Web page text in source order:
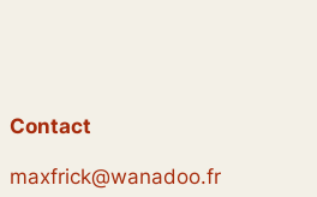
Contact
maxfrick@wanadoo.fr